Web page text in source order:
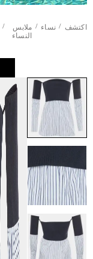
اكتشف / نساء / ملابس
النساء
/